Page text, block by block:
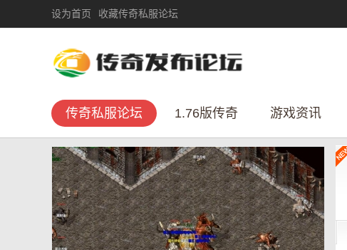
设为首页 收藏传奇私服论坛
传奇私服论坛 1.76版传奇 游戏资讯